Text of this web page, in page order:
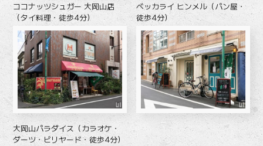
ココナッツシュガー 大岡山店
（タイ料理・徒歩4分）
ベッカライ ヒンメル（パン屋・
徒歩4分）
大岡山パラダイス（カラオケ・
ダーツ・ビリヤード・徒歩4分）